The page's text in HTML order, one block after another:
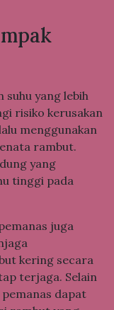
suhu yang lebih
risiko kerusakan
menggunakan
rambut.
yang
tinggi pada
juga
kering secara
terjaga. Selain
dapat